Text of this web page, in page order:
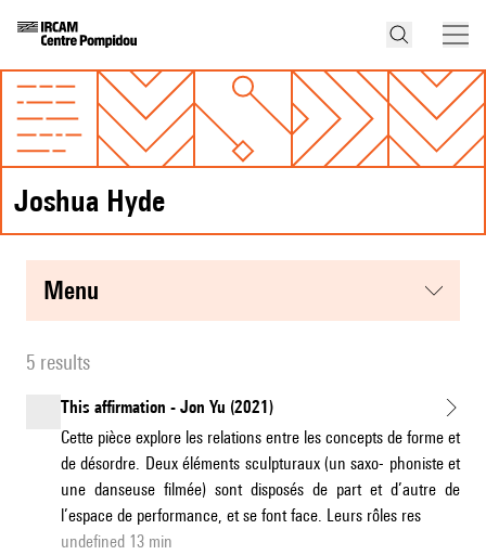
Joshua Hyde
menu
5 results
This affirmation - Jon Yu (2021)
Cette pièce explore les relations entre les concepts de forme et
de désordre. Deux éléments sculpturaux (un saxo- phoniste et
une danseuse filmée) sont disposés de part et d’autre de
l’espace de performance, et se font face. Leurs rôles res
undefined 13 min